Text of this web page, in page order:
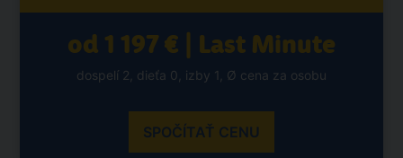
od 1 197 € | Last Minute
dospelí 2, dieťa 0, izby 1, Ø cena za osobu
SPOČÍTAŤ CENU